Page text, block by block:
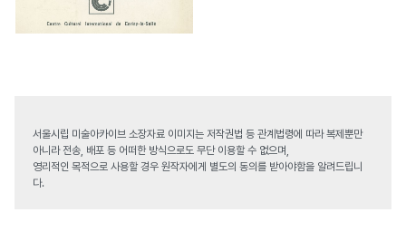
서울시립 미술아카이브 소장자료 이미지는 저작권법 등 관계법령에 따라 복제뿐만
아니라 전송, 배포 등 어떠한 방식으로도 무단 이용할 수 없으며,
영리적인 목적으로 사용할 경우 원작자에게 별도의 동의를 받아야함을 알려드립니
다.